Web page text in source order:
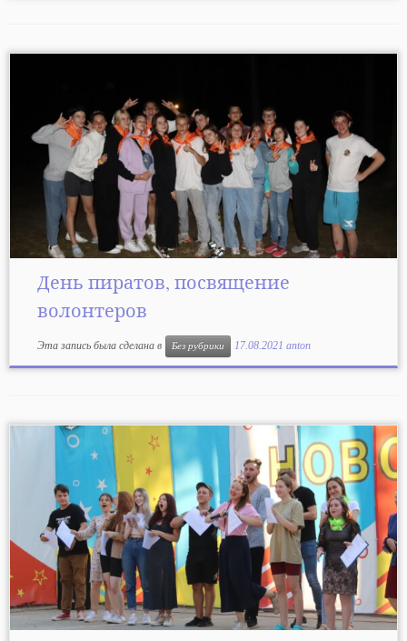
День пиратов, посвящение
волонтеров
Эта запись была сделана в Без рубрики 17.08.2021 anton